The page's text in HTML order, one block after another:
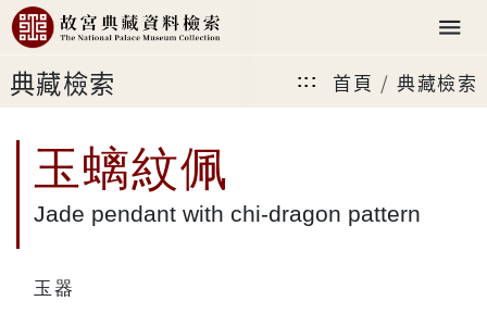
典藏檢索 ::: 首頁 典藏檢索
玉螭紋佩
Jade pendant with chi-dragon pattern
玉器